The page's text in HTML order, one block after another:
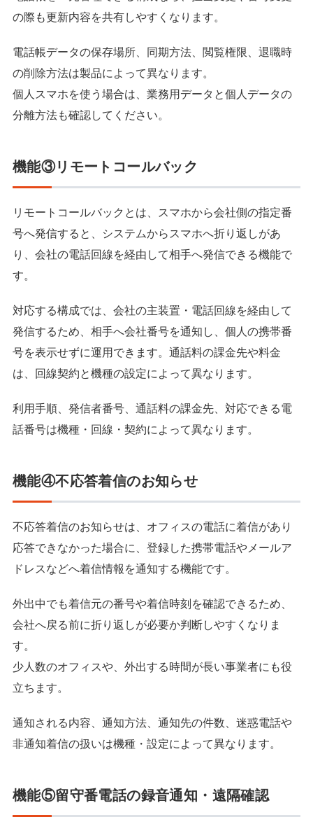
の際も更新内容を共有しやすくなります。
電話帳データの保存場所、同期方法、閲覧権限、退職時
の削除方法は製品によって異なります。
個人スマホを使う場合は、業務用データと個人データの
分離方法も確認してください。
機能③リモートコールバック
リモートコールバックとは、スマホから会社側の指定番
号へ発信すると、システムからスマホへ折り返しがあ
り、会社の電話回線を経由して相手へ発信できる機能で
す。
対応する構成では、会社の主装置・電話回線を経由して
発信するため、相手へ会社番号を通知し、個人の携帯番
号を表示せずに運用できます。通話料の課金先や料金
は、回線契約と機種の設定によって異なります。
利用手順、発信者番号、通話料の課金先、対応できる電
話番号は機種・回線・契約によって異なります。
機能④不応答着信のお知らせ
不応答着信のお知らせは、オフィスの電話に着信があり
応答できなかった場合に、登録した携帯電話やメールア
ドレスなどへ着信情報を通知する機能です。
外出中でも着信元の番号や着信時刻を確認できるため、
会社へ戻る前に折り返しが必要か判断しやすくなりま
す。
少人数のオフィスや、外出する時間が長い事業者にも役
立ちます。
通知される内容、通知方法、通知先の件数、迷惑電話や
非通知着信の扱いは機種・設定によって異なります。
機能⑤留守番電話の録音通知・遠隔確認